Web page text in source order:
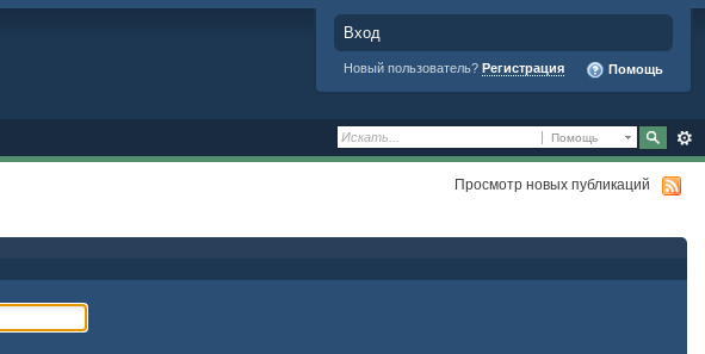
Вход
Новый пользователь? Регистрация Помощь
Помощь
Просмотр новых публикаций